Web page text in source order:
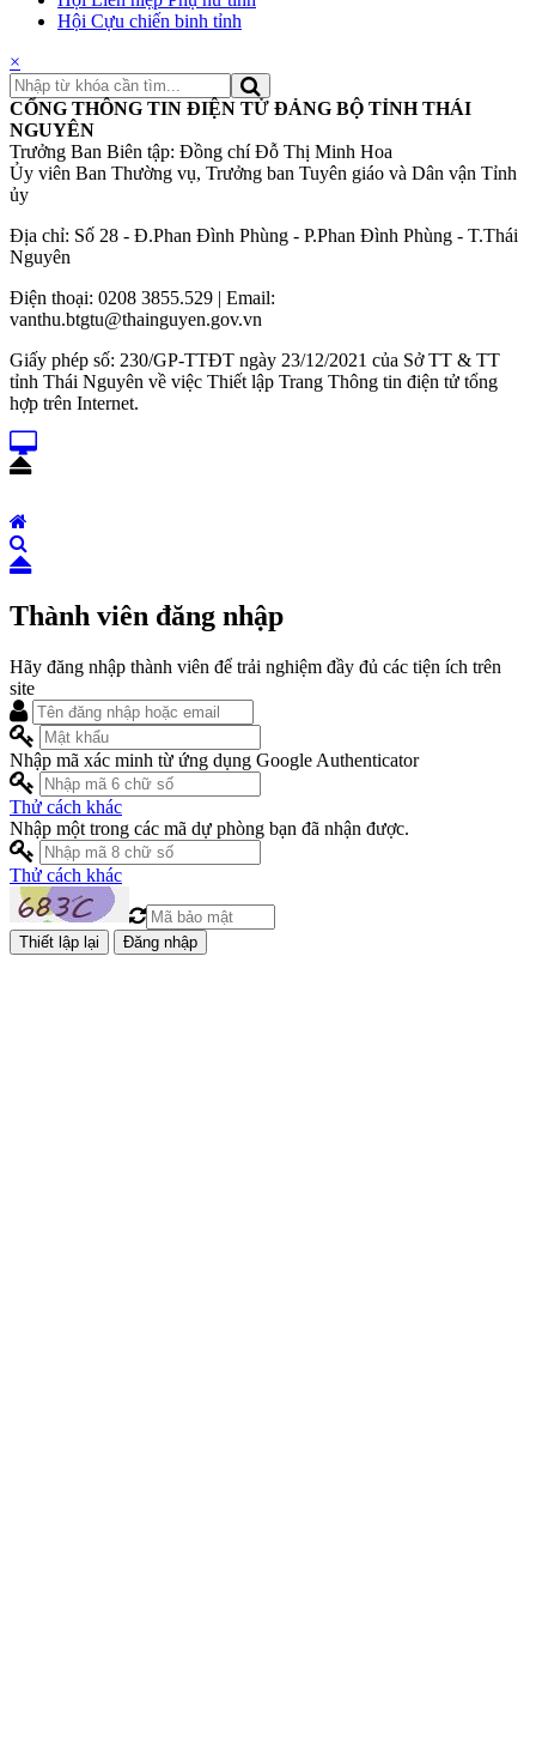
Hội Cựu chiến binh tỉnh
×
CỔNG THÔNG TIN ĐIỆN TỬ ĐẢNG BỘ TỈNH THÁI
NGUYÊN
Trưởng Ban Biên tập: Đồng chí Đỗ Thị Minh Hoa
Ủy viên Ban Thường vụ, Trưởng ban Tuyên giáo và Dân vận Tỉnh
ủy
Địa chỉ: Số 28 - Đ.Phan Đình Phùng - P.Phan Đình Phùng - T.Thái
Nguyên
Điện thoại: 0208 3855.529 | Email:
vanthu.btgtu@thainguyen.gov.vn
Giấy phép số: 230/GP-TTĐT ngày 23/12/2021 của Sở TT & TT
tỉnh Thái Nguyên về việc Thiết lập Trang Thông tin điện tử tổng
hợp trên Internet.
Thành viên đăng nhập
Hãy đăng nhập thành viên để trải nghiệm đầy đủ các tiện ích trên
site
Nhập mã xác minh từ ứng dụng Google Authenticator
Thử cách khác
Nhập một trong các mã dự phòng bạn đã nhận được.
Thử cách khác
Đăng nhập